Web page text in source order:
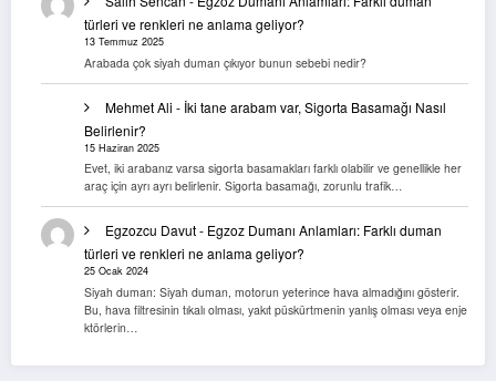
türleri ve renkleri ne anlama geliyor?
13 Temmuz 2025
Arabada çok siyah duman çıkıyor bunun sebebi nedir?
Mehmet Ali - İki tane arabam var, Sigorta Basamağı Nasıl
Belirlenir?
15 Haziran 2025
Evet, iki arabanız varsa sigorta basamakları farklı olabilir ve genellikle her
araç için ayrı ayrı belirlenir. Sigorta basamağı, zorunlu trafik…
Egzozcu Davut- Egzoz Dumanı Anlamları: Farklı duman
türleri ve renkleri ne anlama geliyor?
25 Ocak 2024
Siyah duman: Siyah duman, motorun yeterince hava almadığını gösterir.
Bu, hava filtresinin tıkalı olması, yakıt püskürtmenin yanlış olması veya enje
ktörlerin…